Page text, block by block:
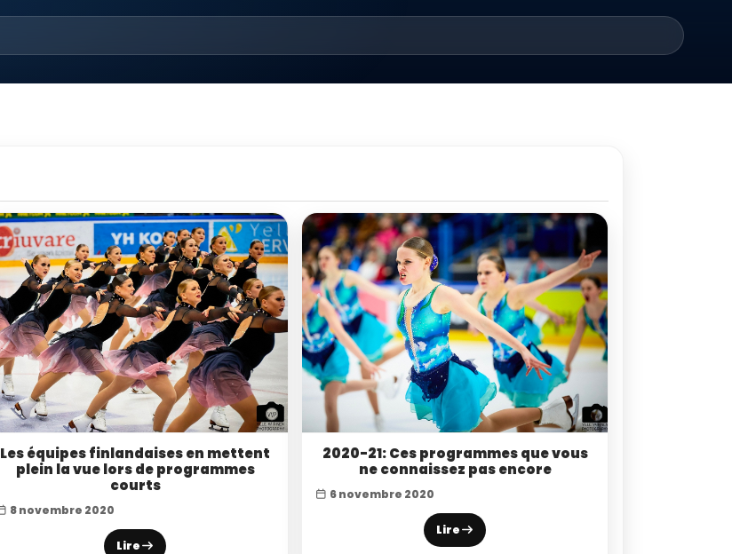
Les équipes finlandaises en mettent
plein la vue lors de programmes
courts
8 novembre 2020
Lire
2020-21: Ces programmes que vous
ne connaissez pas encore
6 novembre 2020
Lire